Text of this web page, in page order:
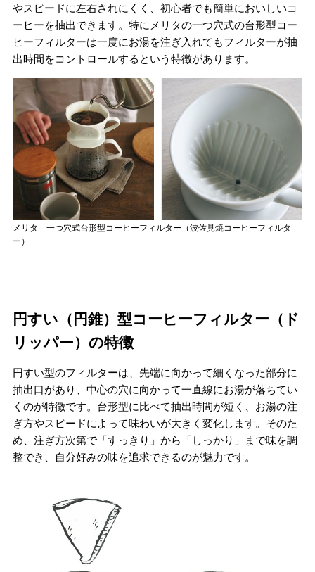
やスピードに左右されにくく、初心者でも簡単においしいコ
ーヒーを抽出できます。特にメリタの一つ穴式の台形型コー
ヒーフィルターは一度にお湯を注ぎ入れてもフィルターが抽
出時間をコントロールするという特徴があります。
メリタ 一つ穴式台形型コーヒーフィルター（波佐見焼コーヒーフィルタ
ー）
円すい（円錐）型コーヒーフィルター（ド
リッパー）の特徴
円すい型のフィルターは、先端に向かって細くなった部分に
抽出口があり、中心の穴に向かって一直線にお湯が落ちてい
くのが特徴です。台形型に比べて抽出時間が短く、お湯の注
ぎ方やスピードによって味わいが大きく変化します。そのた
め、注ぎ方次第で「すっきり」から「しっかり」まで味を調
整でき、自分好みの味を追求できるのが魅力です。